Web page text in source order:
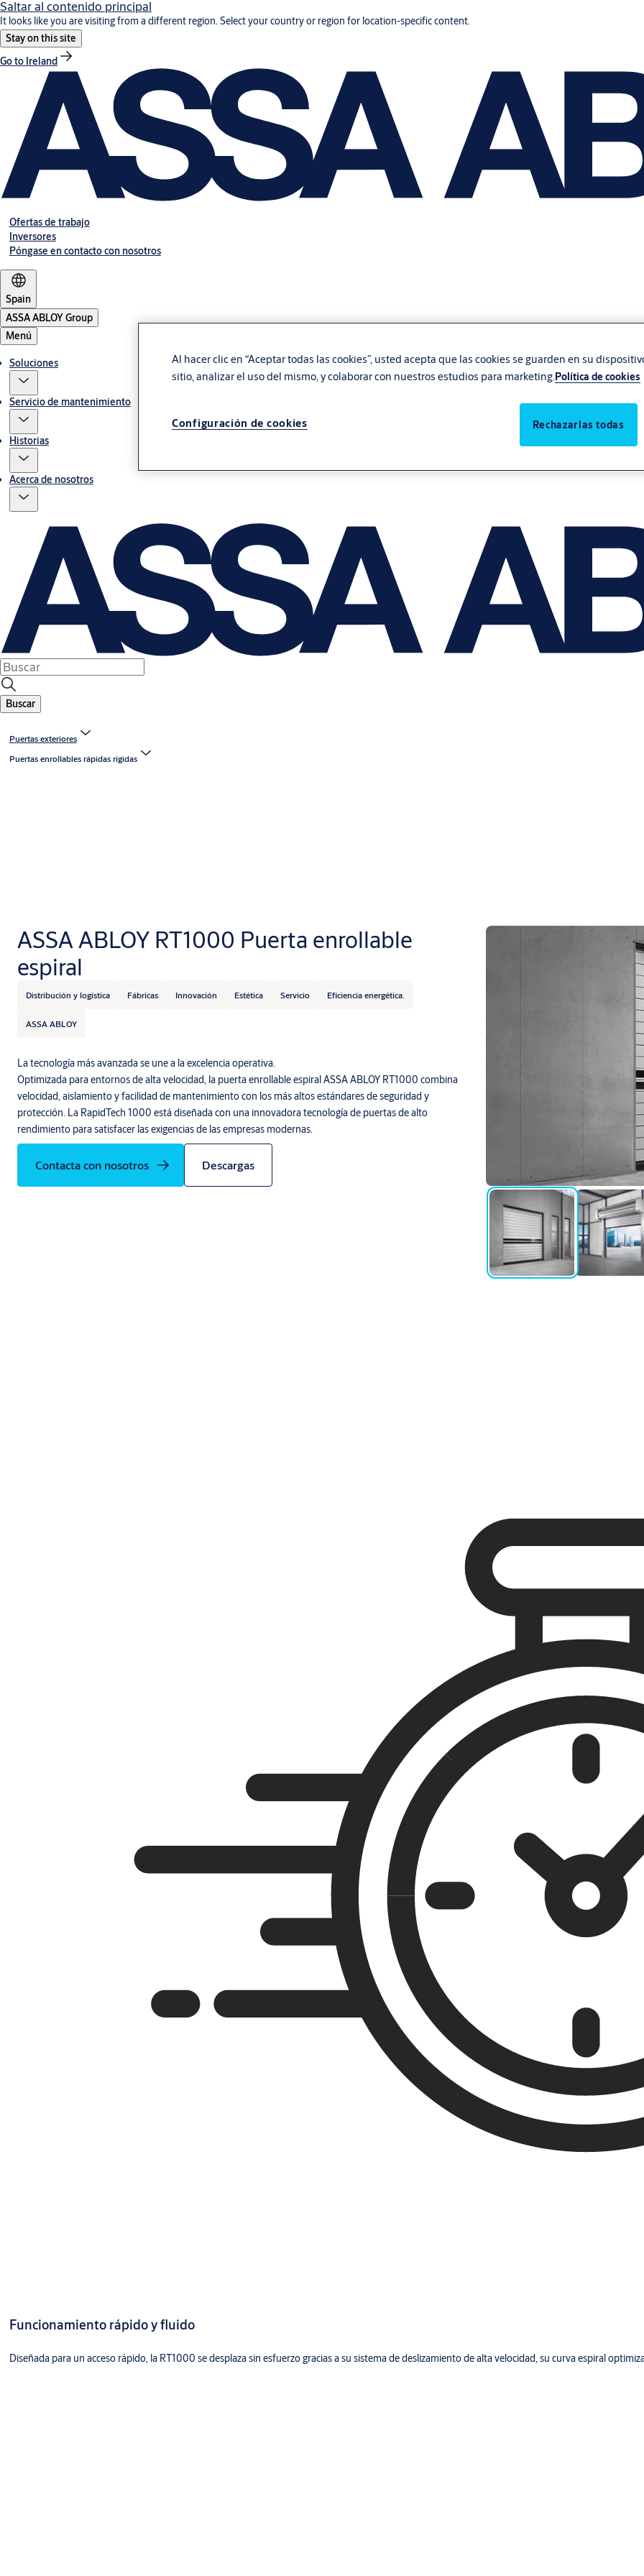
Saltar al contenido principal
It looks like you are visiting from a different region. Select your country or region for location-specific content.
Stay on this site
Go to Ireland
Ofertas de trabajo
Inversores
Póngase en contacto con nosotros
Spain
ASSA ABLOY Group
Menú
Soluciones
Servicio de mantenimiento
Historias
Acerca de nosotros
Buscar
Puertas exteriores
Puertas enrollables rápidas rígidas
ASSA ABLOY RT1000 Puerta enrollable
espiral
Distribución y logística Fábricas Innovación Estética Servicio Eficiencia energética.
ASSA ABLOY
La tecnología más avanzada se une a la excelencia operativa.
Optimizada para entornos de alta velocidad, la puerta enrollable espiral ASSA ABLOY RT1000 combina
velocidad, aislamiento y facilidad de mantenimiento con los más altos estándares de seguridad y
protección. La RapidTech 1000 está diseñada con una innovadora tecnología de puertas de alto
rendimiento para satisfacer las exigencias de las empresas modernas.
Contacta con nosotros Descargas
Funcionamiento rápido y fluido
Diseñada para un acceso rápido, la RT1000 se desplaza sin esfuerzo gracias a su sistema de deslizamiento de alta velocidad, su curva espiral
Al hacer clic en “Aceptar todas las cookies”, usted acepta que las cookies se guarden en su
sitio, analizar el uso del mismo, y colaborar con nuestros estudios para marketing.Política de cookies
Configuración de cookies Rechazarlas todas